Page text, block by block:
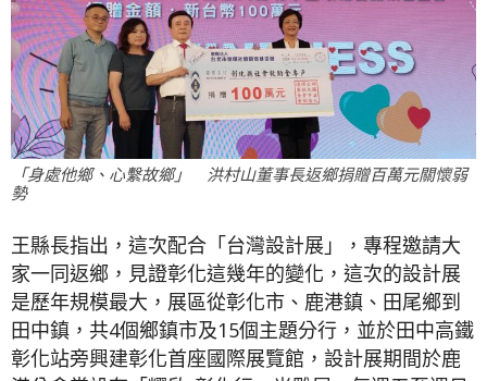
「身處他鄉、心繫故鄉」 洪村山董事長返鄉捐贈百萬元關懷弱
勢
王縣長指出，這次配合「台灣設計展」，專程邀請大
家一同返鄉，見證彰化這幾年的變化，這次的設計展
是歷年規模最大，展區從彰化市、鹿港鎮、田尾鄉到
田中鎮，共4個鄉鎮市及15個主題分行，並於田中高鐵
彰化站旁興建彰化首座國際展覽館，設計展期間於鹿